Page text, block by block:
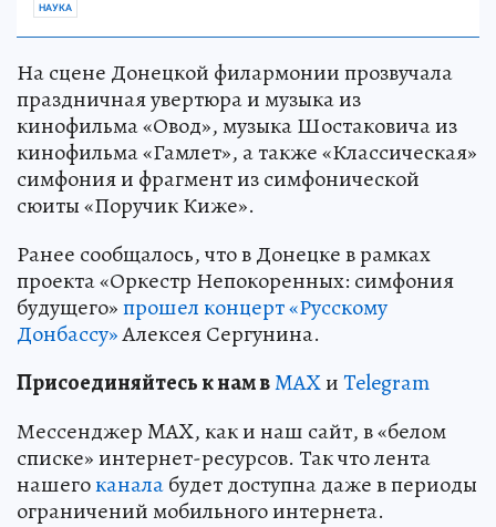
НАУКА
На сцене Донецкой филармонии прозвучала
праздничная увертюра и музыка из
кинофильма «Овод», музыка Шостаковича из
кинофильма «Гамлет», а также «Классическая»
симфония и фрагмент из симфонической
сюиты «Поручик Киже».
Ранее сообщалось, что в Донецке в рамках
проекта «Оркестр Непокоренных: симфония
будущего»прошел концерт «Русскому
Донбассу»Алексея Сергунина.
Присоединяйтесь к нам вMAXиTelegram
Мессенджер MAX, как и наш сайт, в «белом
списке» интернет-ресурсов. Так что лента
нашегоканалабудет доступна даже в периоды
ограничений мобильного интернета.